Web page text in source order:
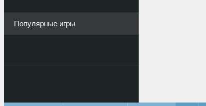
Популярные игры